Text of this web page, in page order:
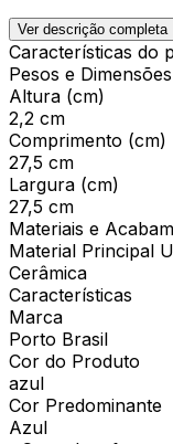
Ver descrição completa
Características do
Pesos e Dimensões
Altura (cm)
2,2 cm
Comprimento (cm)
27,5 cm
Largura (cm)
27,5 cm
Materiais e
Material Principal
Cerâmica
Características
Marca
Porto Brasil
Cor do Produto
azul
Cor Predominante
Azul